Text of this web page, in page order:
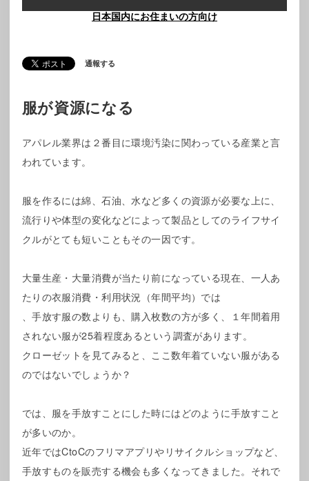
日本国内にお住まいの方向け
通報する
服が資源になる
アパレル業界は２番目に環境汚染に関わっている産業と言
われています。
服を作るには綿、石油、水など多くの資源が必要な上に、
流行りや体型の変化などによって製品としてのライフサイ
クルがとても短いこともその一因です。
大量生産・大量消費が当たり前になっている現在、一人あ
たりの衣服消費・利用状況（年間平均）では
、手放す服の数よりも、購入枚数の方が多く、１年間着用
されない服が25着程度あるという調査があります。
クローゼットを見てみると、ここ数年着ていない服がある
のではないでしょうか？
では、服を手放すことにした時にはどのように手放すこと
が多いのか。
近年ではCtoCのフリマアプリやリサイクルショップなど、
手放すものを販売する機会も多くなってきました。それで